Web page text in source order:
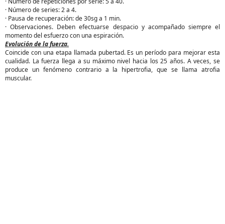
· Número de series: 2 a 4.
· Pausa de recuperación: de 30sg a 1 min.
· Observaciones. Deben efectuarse despacio y acompañado siempre el
momento del esfuerzo con una espiración.
Evolución de la fuerza.
Coincide con una etapa llamada pubertad. Es un período para mejorar esta
cualidad. La fuerza llega a su máximo nivel hacia los 25 años. A veces, se
produce un fenómeno contrario a la hipertrofia, que se llama atrofia
muscular.